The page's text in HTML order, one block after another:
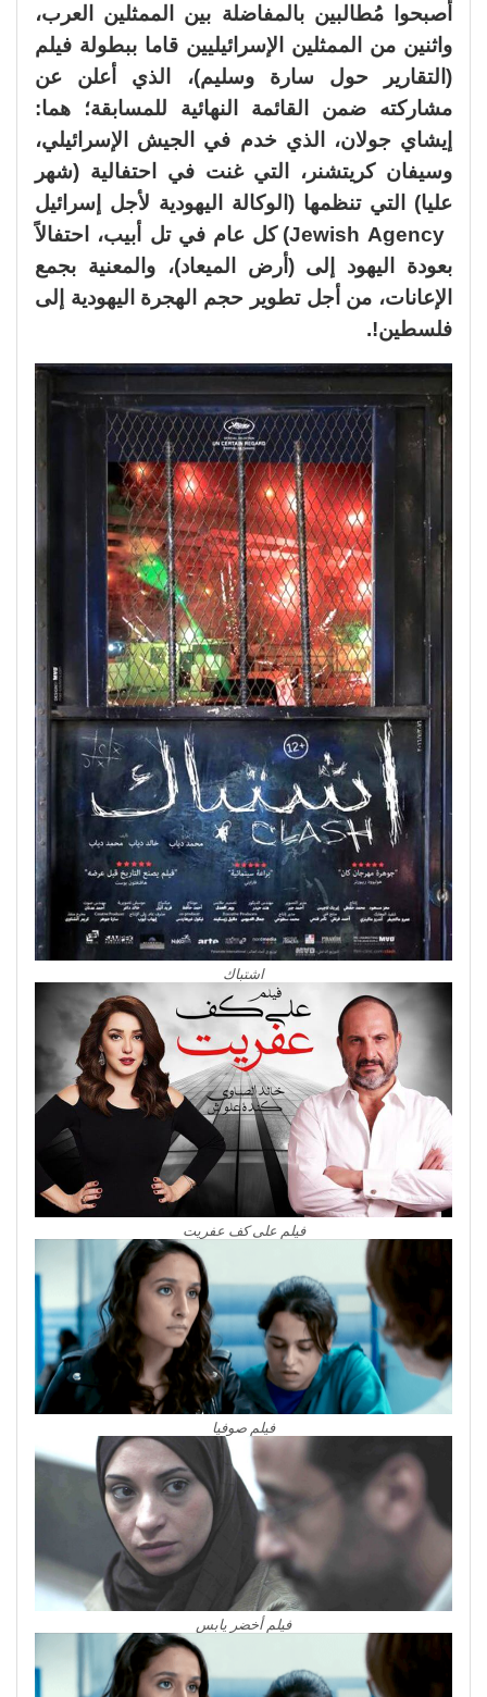
أصبحوا مُطالبين بالمفاضلة بين الممثلين العرب،
واثنين من الممثلين الإسرائيليين قاما ببطولة فيلم
(التقارير حول سارة وسليم)، الذي أعلن عن
مشاركته ضمن القائمة النهائية للمسابقة؛ هما:
إيشاي جولان، الذي خدم في الجيش الإسرائيلي،
وسيفان كريتشنر، التي غنت في احتفالية (شهر
عليا) التي تنظمها (الوكالة اليهودية لأجل إسرائيل
Jewish Agency) كل عام في تل أبيب، احتفالاً
بعودة اليهود إلى (أرض الميعاد)، والمعنية بجمع
الإعانات، من أجل تطوير حجم الهجرة اليهودية إلى
فلسطين!.
اشتباك
فيلم على كف عفريت
فيلم صوفيا
فيلم أخضر يابس